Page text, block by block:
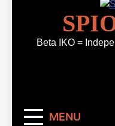
Beta IKO =
MENU